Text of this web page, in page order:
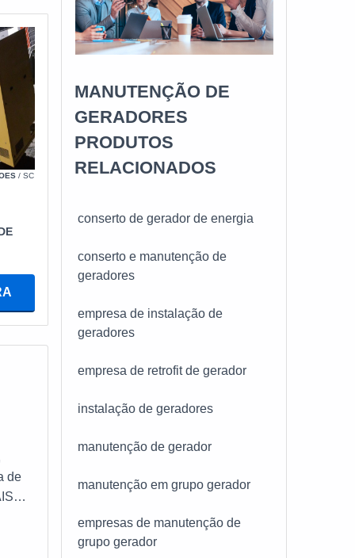
/ SC
de
MANUTENÇÃO DE
GERADORES
PRODUTOS
RELACIONADOS
conserto de gerador de energia
conserto e manutenção de
geradores
empresa de instalação de
geradores
empresa de retrofit de gerador
instalação de geradores
manutenção de gerador
manutenção em grupo gerador
empresas de manutenção de
grupo gerador